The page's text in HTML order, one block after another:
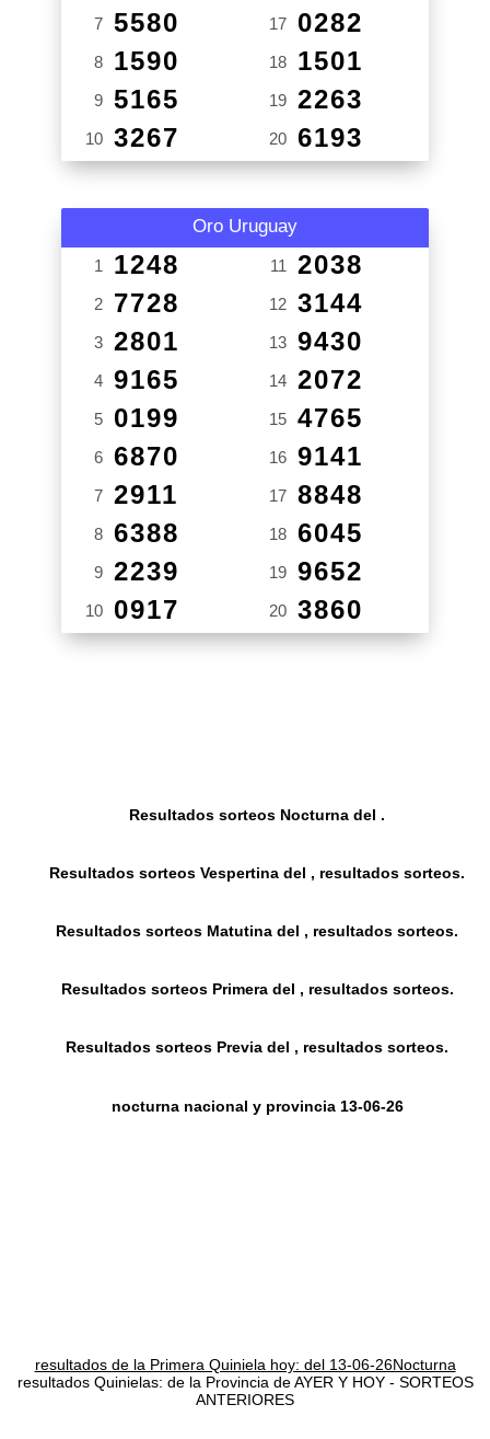
7 5580
8 1590
9 5165
10 3267
17 0282
18 1501
19 2263
20 6193
Oro Uruguay
1 1248
2 7728
3 2801
4 9165
5 0199
6 6870
7 2911
8 6388
9 2239
10 0917
11 2038
12 3144
13 9430
14 2072
15 4765
16 9141
17 8848
18 6045
19 9652
20 3860
Resultados sorteos Nocturna del .
Resultados sorteos Vespertina del , resultados sorteos.
Resultados sorteos Matutina del , resultados sorteos.
Resultados sorteos Primera del , resultados sorteos.
Resultados sorteos Previa del , resultados sorteos.
nocturna nacional y provincia 13-06-26
resultados de la Primera Quiniela hoy: del 13-06-26Nocturna
resultados Quinielas: de la Provincia de AYER Y HOY - SORTEOS
ANTERIORES